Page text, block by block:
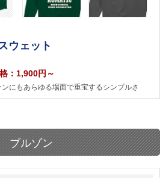
ウェット
：1,900円～
にもあらゆる場面で重宝するシンプルさ
ブルゾン